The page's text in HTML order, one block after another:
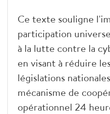
Ce texte souligne
participation
à la lutte contre la
en visant à réduire
législations
mécanisme de
opérationnel 24